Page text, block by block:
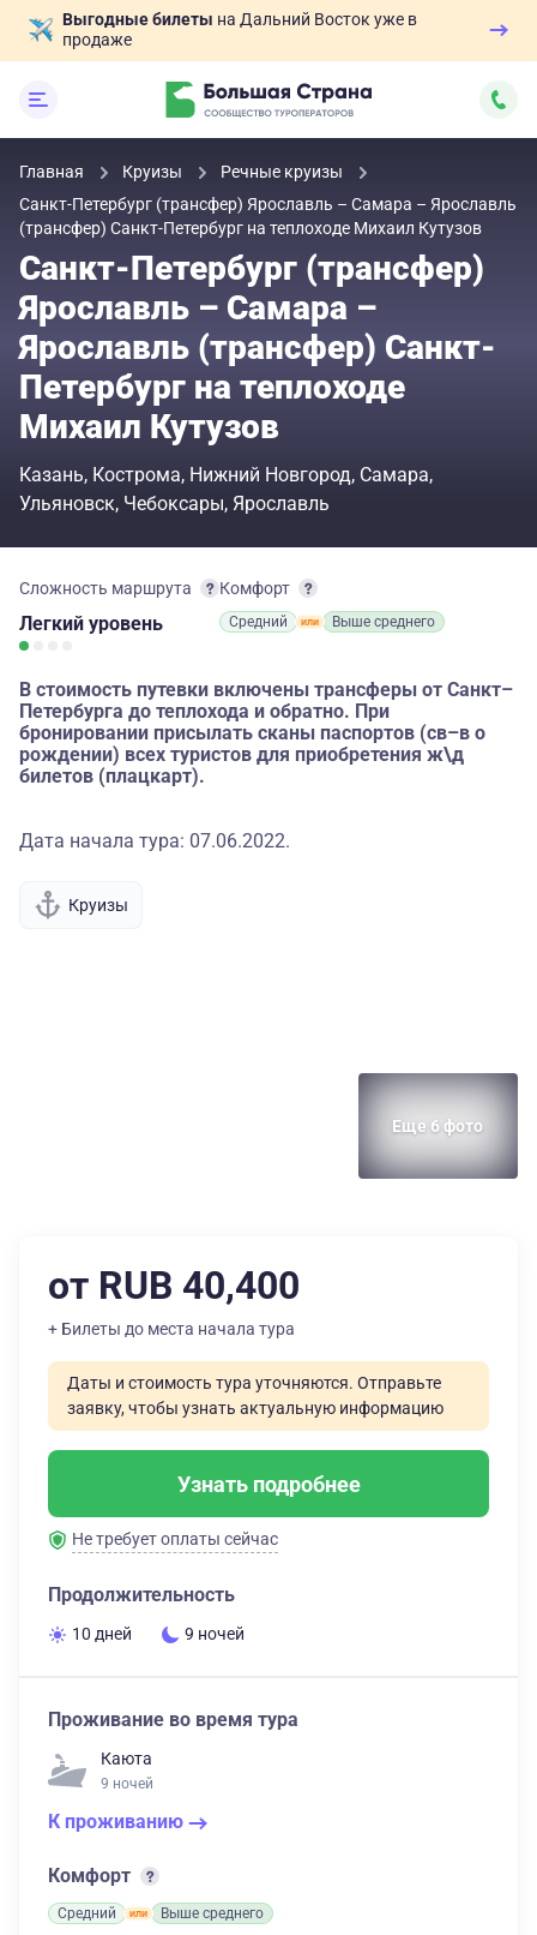
Выгодные билеты на Дальний Восток уже в
продаже
Главная Круизы
Речные круизы
Санкт-Петербург (трансфер) Ярославль – Самара – Ярославль
(трансфер) Санкт-Петербург на теплоходе Михаил Кутузов
Санкт-Петербург (трансфер)
Ярославль – Самара –
Ярославль (трансфер) Санкт-
Петербург на теплоходе
Михаил Кутузов
Казань Кострома Нижний Новгород Самара
Ульяновск Чебоксары Ярославль
Сложность маршрута
Легкий уровень
Комфорт
Средний Выше среднего
В стоимость путевки включены трансферы от Санкт–
Петербурга до теплохода и обратно. При
бронировании присылать сканы паспортов (св–в о
рождении) всех туристов для приобретения ж\д
билетов (плацкарт).
Дата начала тура: 07.06.2022.
Круизы
Еще 6 фото
от RUB 40,400
+ Билеты до места начала тура
Даты и стоимость тура уточняются. Отправьте
заявку, чтобы узнать актуальную информацию
Узнать подробнее
Не требует оплаты сейчас
Продолжительность
10 дней 9 ночей
Проживание во время тура
Каюта
9 ночей
К проживанию
Комфорт
Средний Выше среднего